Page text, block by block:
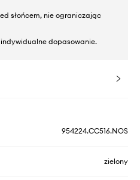
słońcem, nie ograniczając
dopasowanie.
954224.CC516.NOS
zielony